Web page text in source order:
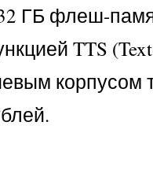
ГБ флеш-
TTS
корпусом